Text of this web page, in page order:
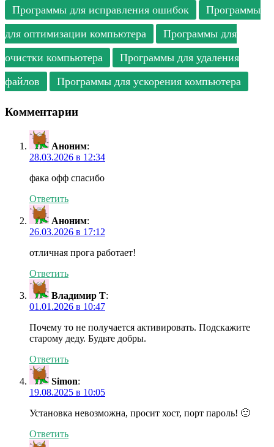
Программы для исправления ошибок
Программы
для оптимизации компьютера
Программы для
очистки компьютера
Программы для удаления
файлов
Программы для ускорения компьютера
Комментарии
Аноним:
28.03.2026 в 12:34
фака офф спасибо
Ответить
Аноним:
26.03.2026 в 17:12
отличная прога работает!
Ответить
Владимир Т:
01.01.2026 в 10:47
Почему то не получается активировать. Подскажите
старому деду. Будьте добры.
Ответить
Simon:
19.08.2025 в 10:05
Установка невозможна, просит хост, порт пароль! 🙁
Ответить